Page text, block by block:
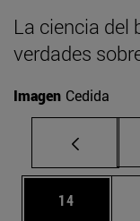
La ciencia del
verdades
Imagen Cedida
Página
14